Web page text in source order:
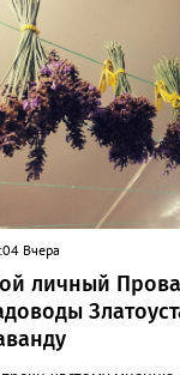
Вчера
личный